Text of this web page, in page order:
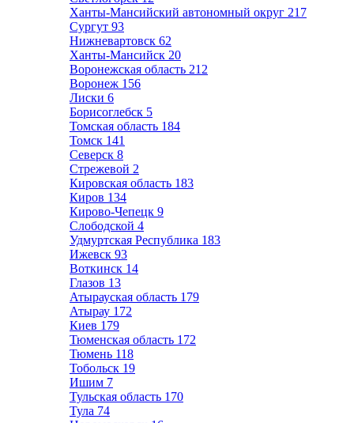
Ханты-Мансийский автономный округ 217
Сургут 93
Нижневартовск 62
Ханты-Мансийск 20
Воронежская область 212
Воронеж 156
Лиски 6
Борисоглебск 5
Томская область 184
Томск 141
Северск 8
Стрежевой 2
Кировская область 183
Киров 134
Кирово-Чепецк 9
Слободской 4
Удмуртская Республика 183
Ижевск 93
Воткинск 14
Глазов 13
Атырауская область 179
Атырау 172
Киев 179
Тюменская область 172
Тюмень 118
Тобольск 19
Ишим 7
Тульская область 170
Тула 74